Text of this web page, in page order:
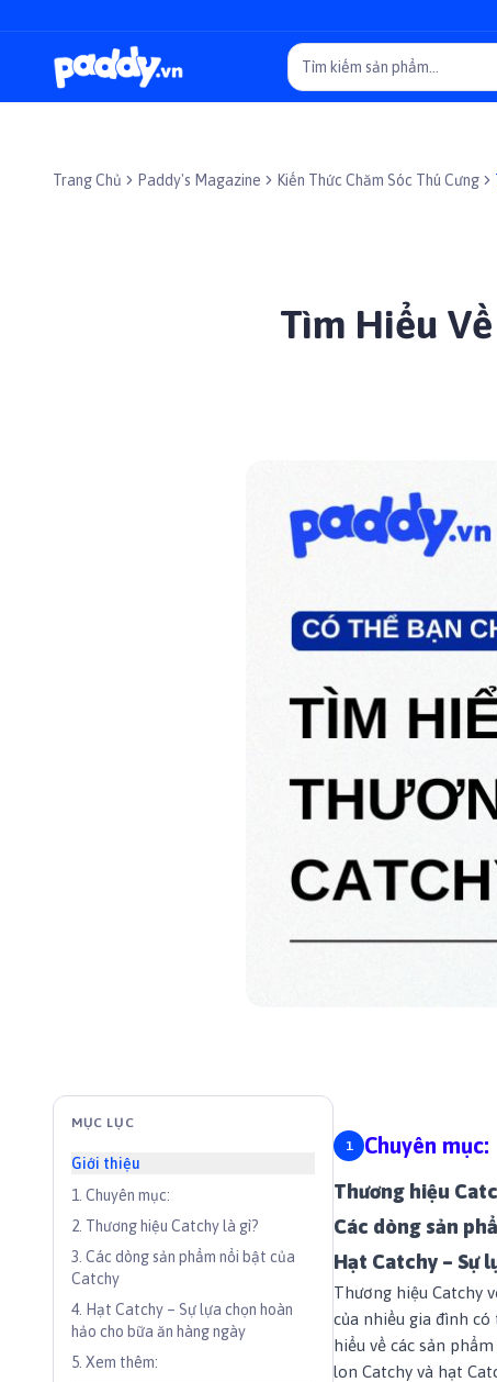
Trang Chủ Paddy's Magazine Kiến Thức Chăm Sóc Thú Cưng
Tìm Hiểu
MỤC LỤC
Giới thiệu
1 Chuyên mục:
2 Thương hiệu Catchy là gì?
3 Các dòng sản phẩm nổi bật của
Catchy
4. Hạt Catchy – Sự lựa chọn hoàn
hảo cho bữa ăn hàng ngày
5 Xem thêm:
Chuyên mục:
Thương hiệu
Các dòng sản
Hạt Catchy – Sự
Thương hiệu Catchy
của nhiều gia đình
hiểu về các sản
lon Catchy và hạt